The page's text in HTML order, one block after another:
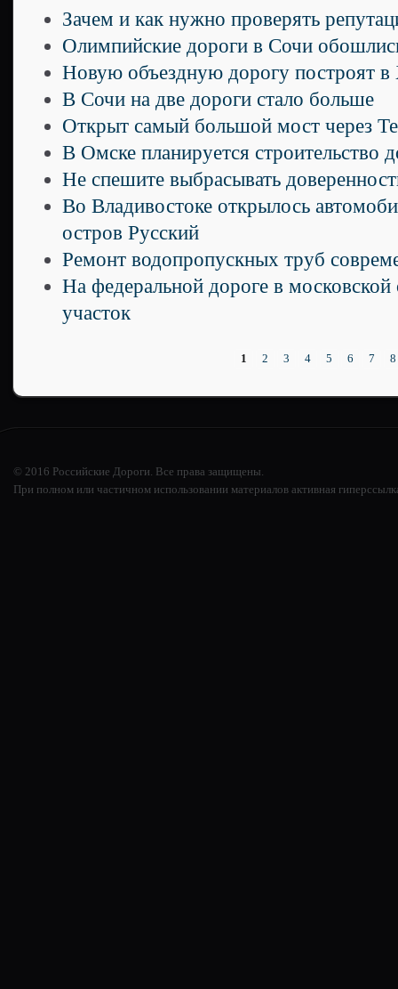
Зачем и как нужно проверять
Олимпийские дороги в Сочи
Новую объездную дорогу построят в
В Сочи на две дороги стало больше
Открыт самый большой мост через
В Омске планируется строительство
Не спешите выбрасывать
Во Владивостоке открылось
остров Русский
Ремонт водопропускных труб
На федеральной дороге в
участок
1 2 3 4 5 6 7 8
© 2016 Российские Дороги. Все права защищены.
При полном или частичном использовании материалов активная